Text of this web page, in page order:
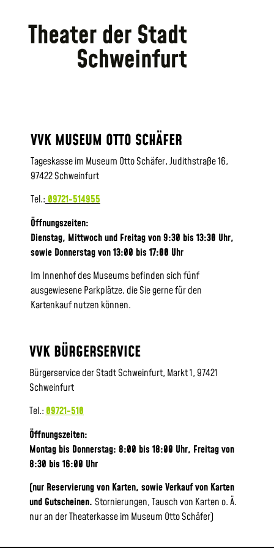
VVK MUSEUM OTTO SCHÄFER
Tageskasse im Museum Otto Schäfer, Judithstraße 16,
97422 Schweinfurt
Tel.: 09721-514955
Öffnungszeiten:
Dienstag, Mittwoch und Freitag von 9:30 bis 13:30 Uhr,
sowie Donnerstag von 13:00 bis 17:00 Uhr
Im Innenhof des Museums befinden sich fünf
ausgewiesene Parkplätze, die Sie gerne für den
Kartenkauf nutzen können.
VVK BÜRGERSERVICE
Bürgerservice der Stadt Schweinfurt, Markt 1, 97421
Schweinfurt
Tel.: 09721-510
Öffnungszeiten:
Montag bis Donnerstag: 8:00 bis 18:00 Uhr, Freitag von
8:30 bis 16:00 Uhr
(nur Reservierung von Karten, sowie Verkauf von Karten
und Gutscheinen. Stornierungen, Tausch von Karten o. Ä.
nur an der Theaterkasse im Museum Otto Schäfer)